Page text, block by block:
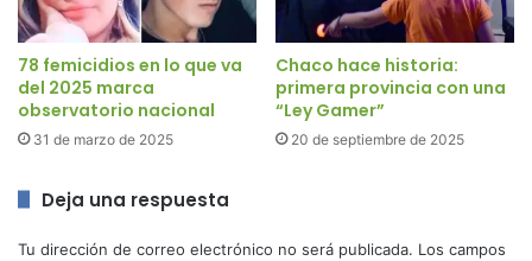
78 femicidios en lo que va
del 2025 marca
observatorio nacional
31 de marzo de 2025
Chaco hace historia:
primera provincia con una
“Ley Gamer”
20 de septiembre de 2025
Deja una respuesta
Tu dirección de correo electrónico no será publicada. Los campos